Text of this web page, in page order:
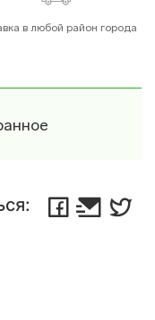
в любой район города